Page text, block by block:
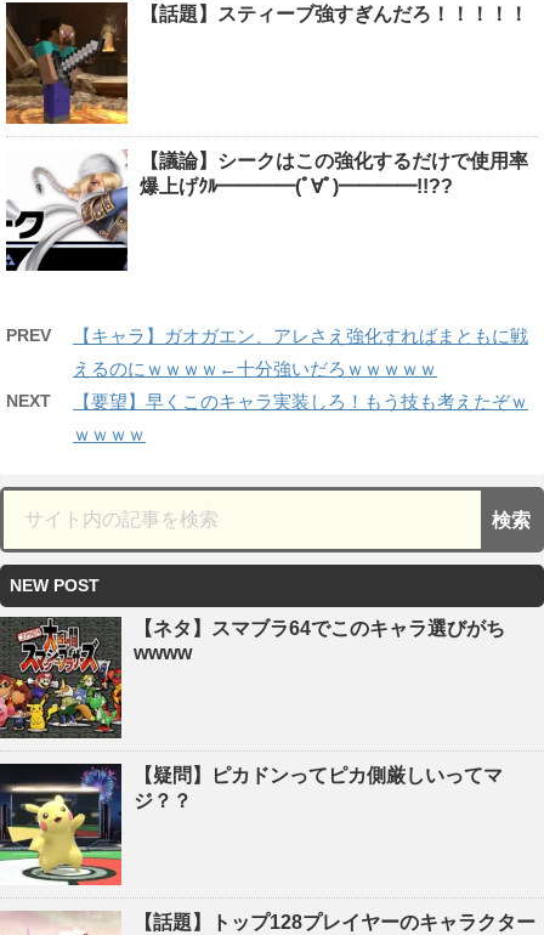
【話題】スティーブ強すぎんだろ！！！！！
【議論】シークはこの強化するだけで使用率
爆上げｸﾙ━━━━(ﾟ∀ﾟ)━━━━!!??
PREV
【キャラ】ガオガエン、アレさえ強化すればまともに戦
えるのにｗｗｗｗ←十分強いだろｗｗｗｗｗ
NEXT
【要望】早くこのキャラ実装しろ！もう技も考えたぞｗ
ｗｗｗｗ
NEW POST
【ネタ】スマブラ64でこのキャラ選びがち
wwww
【疑問】ピカドンってピカ側厳しいってマ
ジ？？
【話題】トップ128プレイヤーのキャラクター